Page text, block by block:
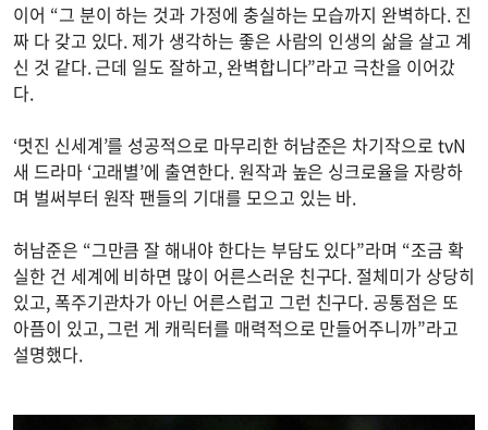
이어 “그 분이 하는 것과 가정에 충실하는 모습까지 완벽하다. 진
짜 다 갖고 있다. 제가 생각하는 좋은 사람의 인생의 삶을 살고 계
신 것 같다. 근데 일도 잘하고, 완벽합니다”라고 극찬을 이어갔
다.
‘멋진 신세계’를 성공적으로 마무리한 허남준은 차기작으로 tvN
새 드라마 ‘고래별’에 출연한다. 원작과 높은 싱크로율을 자랑하
며 벌써부터 원작 팬들의 기대를 모으고 있는 바.
허남준은 “그만큼 잘 해내야 한다는 부담도 있다”라며 “조금 확
실한 건 세계에 비하면 많이 어른스러운 친구다. 절체미가 상당히
있고, 폭주기관차가 아닌 어른스럽고 그런 친구다. 공통점은 또
아픔이 있고, 그런 게 캐릭터를 매력적으로 만들어주니까”라고
설명했다.